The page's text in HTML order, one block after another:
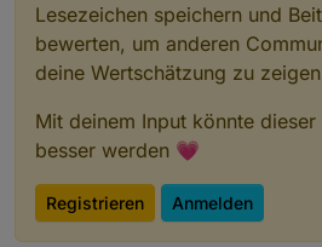
Lesezeichen speichern und
bewerten, um anderen
deine Wertschätzung zu
Mit deinem Input könnte
besser werden 💗
Registrieren Anmelden